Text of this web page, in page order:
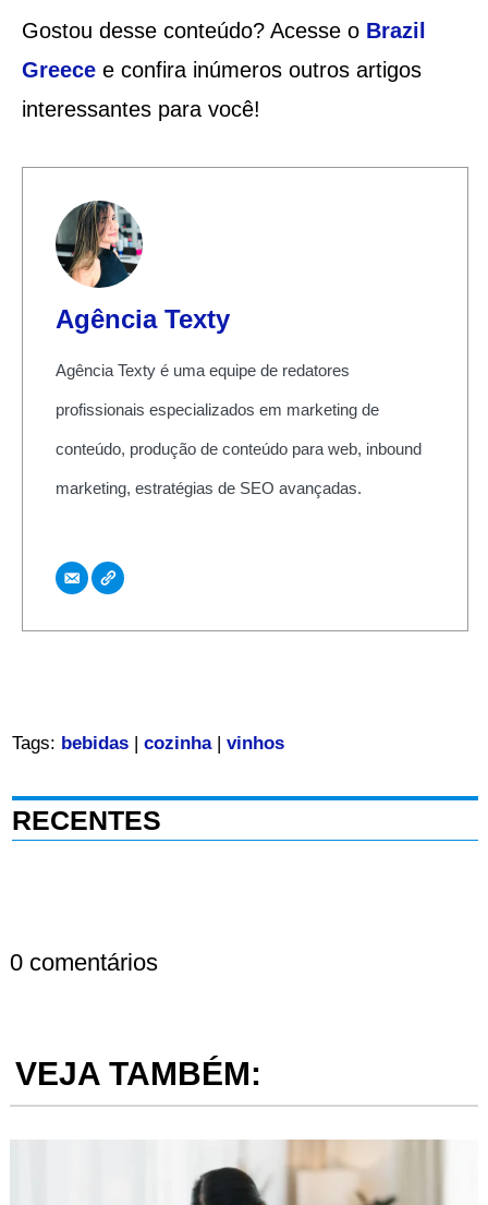
Gostou desse conteúdo? Acesse o Brazil
Greecee confira inúmeros outros artigos
interessantes para você!
Agência Texty
Agência Texty é uma equipe de redatores
profissionais especializados em marketing de
conteúdo, produção de conteúdo para web, inbound
marketing, estratégias de SEO avançadas.
Tags: bebidas| cozinha| vinhos
RECENTES
0 comentários
VEJA TAMBÉM: